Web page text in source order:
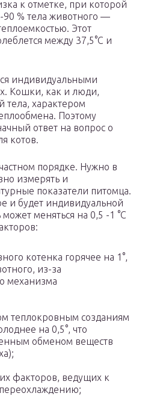
к отметке, при которой
% тела животного —
Этот
между 37,5°С и
индивидуальными
Кошки, как и люди,
тела, характером
Поэтому
ответ на вопрос о
котов.
порядке. Нужно в
измерять и
показатели питомца.
и будет индивидуальной
меняться на 0,5 -1 °C
котенка горячее на 1°,
из-за
механизма
теплокровным созданиям
на 0,5°, что
обменом веществ
факторов, ведущих к